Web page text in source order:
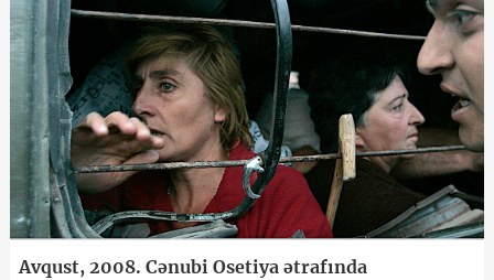
Avqust, 2008. Cənubi Osetiya ətrafında